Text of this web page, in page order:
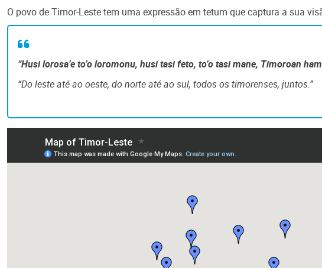
O povo de Timor-Leste tem uma expressão em tetum que captura a sua
“Husi lorosa’e to’o loromonu, husi tasi feto, to’o tasi mane, Timoroan
“Do leste até ao oeste, do norte até ao sul, todos os timorenses, juntos.”